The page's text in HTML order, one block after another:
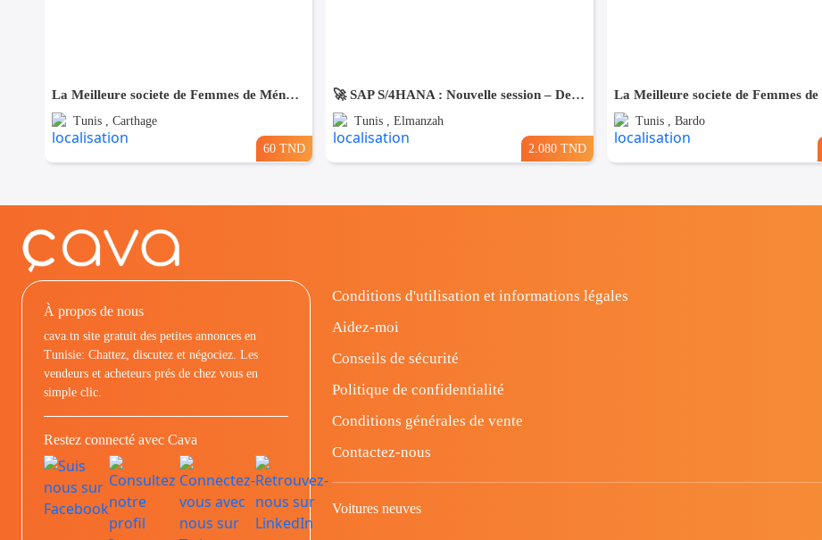
La Meilleure societe de Femmes de Ménage A Carthage
Tunis , Carthage
60 TND
🚀 SAP S/4HANA : Nouvelle session – Dernières places disponibles !
Tunis , Elmanzah
2.080 TND
Tunis , Bardo
À propos de nous
cava.tn site gratuit des petites annonces en
Tunisie: Chattez, discutez et négociez. Les
vendeurs et acheteurs prés de chez vous en
simple clic.
Restez connecté avec Cava
Conditions d'utilisation et informations légales
Aidez-moi
Conseils de sécurité
Politique de confidentialité
Conditions générales de vente
Contactez-nous
Voitures neuves